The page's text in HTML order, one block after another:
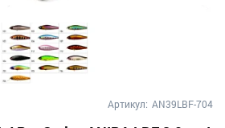
Артикул: AN39LBF-704